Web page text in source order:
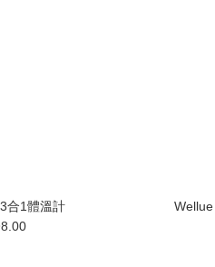
合1體溫計